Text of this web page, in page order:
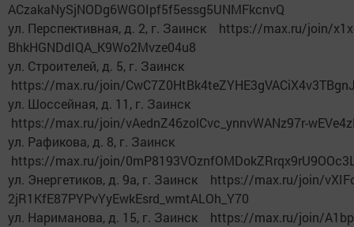
ACzakaNySjNODg6WGOIpf5f5essg5UNMFkcnvQ
ул. Перспективная, д. 2, г. Заинск https://max.ru/join/
BhkHGNDdIQA_K9Wo2Mvze04u8
ул. Строителей, д. 5, г. Заинск
https://max.ru/join/
ул. Шоссейная, д. 11, г. Заинск
https://max.ru/join/vAednZ46zolCvc_ynnvWANz97r-
ул. Рафикова, д. 8, г. Заинск
https://max.ru/join/
ул. Энергетиков, д. 9а, г. Заинск https://max.ru/join/
2jR1KfE87PYPvYyEwkEsrd_wmtALOh_Y70
ул. Нариманова, д. 15, г. Заинск https://max.ru/join/